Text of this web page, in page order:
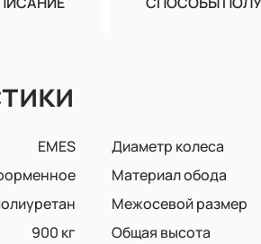
EMES Диаметр колеса
Материал обода
Межосевой размер
900 кг Общая высота